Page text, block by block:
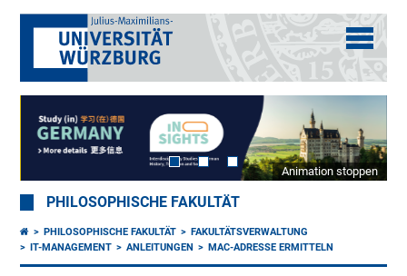
Animation stoppen
PHILOSOPHISCHE FAKULTÄT
PHILOSOPHISCHE FAKULTÄT
FAKULTÄTSVERWALTUNG
IT-MANAGEMENT
ANLEITUNGEN MAC-ADRESSE ERMITTELN